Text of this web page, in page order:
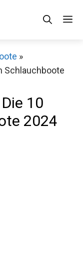
»
Schlauchboote
10
2024